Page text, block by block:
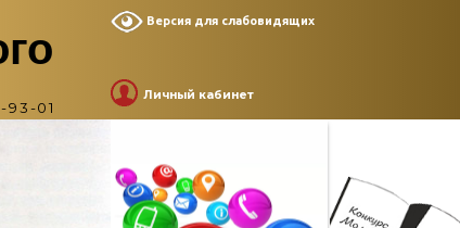
93-01
Версия для слабовидящих
Личный кабинет